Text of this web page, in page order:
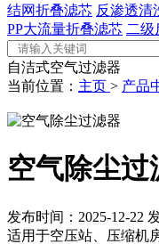
结网折叠滤芯 反渗透清
PP大流量折叠滤芯 二级
自洁式空气过滤器
当前位置： 主页 > 产品
空气除尘过
发布时间：2025-12-22
适用于空压站、压缩机